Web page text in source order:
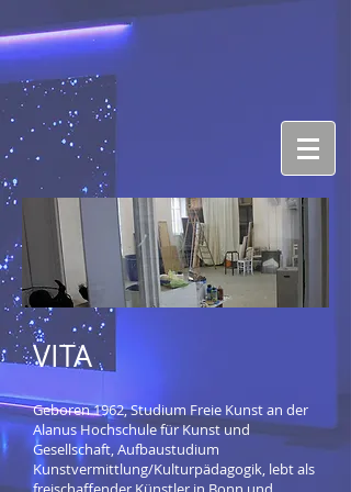
VITA
Geboren 1962, Studium Freie Kunst an der
Alanus Hochschule für Kunst und
Gesellschaft, Aufbaustudium
Kunstvermittlung/Kulturpädagogik, lebt als